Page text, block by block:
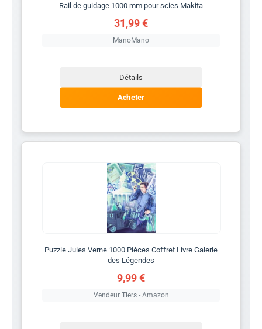
Rail de guidage 1000 mm pour scies Makita
31,99 €
ManoMano
Détails
Acheter
Puzzle Jules Verne 1000 Pièces Coffret Livre Galerie
des Légendes
9,99 €
Vendeur Tiers - Amazon